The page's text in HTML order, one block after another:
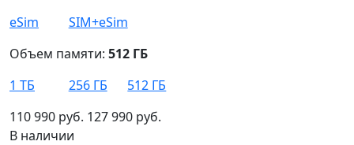
eSim
SIM+eSim
Объем памяти: 512 ГБ
1 ТБ
256 ГБ
512 ГБ
110 990 руб. 127 990 руб.
В наличии